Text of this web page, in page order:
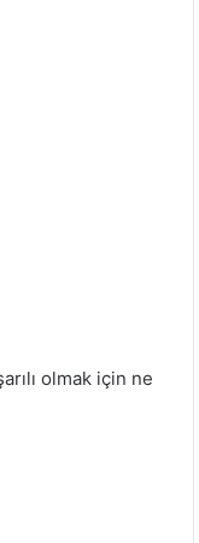
olmak için ne